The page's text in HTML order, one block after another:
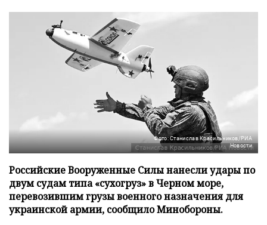
Фото: Станислав Красильников/РИА
Новости
Российские Вооруженные Силы нанесли удары по
двум судам типа «сухогруз» в Черном море,
перевозившим грузы военного назначения для
украинской армии, сообщило Минобороны.